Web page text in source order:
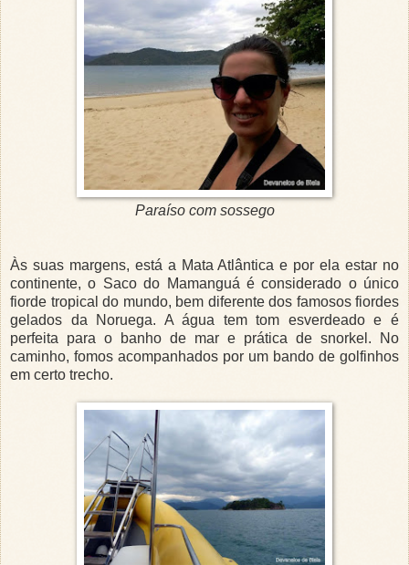
Paraíso com sossego
Às suas margens, está a Mata Atlântica e por ela estar no
continente, o Saco do Mamanguá é considerado o único
fiorde tropical do mundo, bem diferente dos famosos fiordes
gelados da Noruega. A água tem tom esverdeado e é
perfeita para o banho de mar e prática de snorkel. No
caminho, fomos acompanhados por um bando de golfinhos
em certo trecho.